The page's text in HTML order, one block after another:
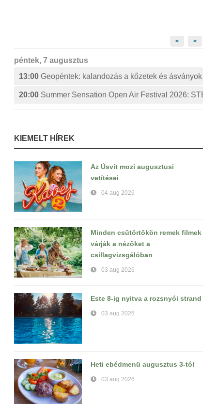
< >
péntek, 7 augusztus
13:00 Geopéntek: kalandozás a kőzetek és ásványok
20:00 Summer Sensation Open Air Festival 2026:
KIEMELT HÍREK
Az Úsvit mozi augusztusi
vetítései
04 aug 2026
Minden csütörtökön remek filmek
várják a nézőket a
csillagvizsgálóban
03 aug 2026
Este 8-ig nyitva a rozsnyói strand
03 aug 2026
Heti ebédmenü augusztus 3-tól
03 aug 2026